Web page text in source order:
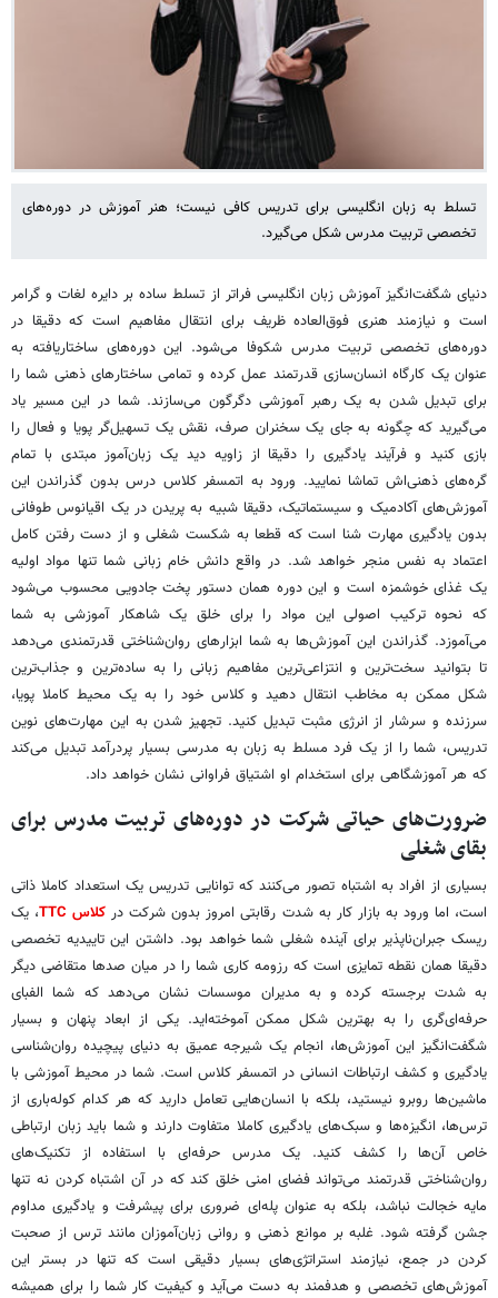
تسلط به زبان انگلیسی برای تدریس کافی نیست؛ هنر آموزش در دوره‌های
تخصصی تربیت مدرس شکل می‌گیرد.
دنیای شگفت‌انگیز آموزش زبان انگلیسی فراتر از تسلط ساده بر دایره لغات و گرامر
است و نیازمند هنری فوق‌العاده ظریف برای انتقال مفاهیم است که دقیقا در
دوره‌های تخصصی تربیت مدرس شکوفا می‌شود. این دوره‌های ساختاریافته به
عنوان یک کارگاه انسان‌سازی قدرتمند عمل کرده و تمامی ساختارهای ذهنی شما را
برای تبدیل شدن به یک رهبر آموزشی دگرگون می‌سازند. شما در این مسیر یاد
می‌گیرید که چگونه به جای یک سخنران صرف، نقش یک تسهیل‌گر پویا و فعال را
بازی کنید و فرآیند یادگیری را دقیقا از زاویه دید یک زبان‌آموز مبتدی با تمام
گره‌های ذهنی‌اش تماشا نمایید. ورود به اتمسفر کلاس درس بدون گذراندن این
آموزش‌های آکادمیک و سیستماتیک، دقیقا شبیه به پریدن در یک اقیانوس طوفانی
بدون یادگیری مهارت شنا است که قطعا به شکست شغلی و از دست رفتن کامل
اعتماد به نفس منجر خواهد شد. در واقع دانش خام زبانی شما تنها مواد اولیه
یک غذای خوشمزه است و این دوره همان دستور پخت جادویی محسوب می‌شود
که نحوه ترکیب اصولی این مواد را برای خلق یک شاهکار آموزشی به شما
می‌آموزد. گذراندن این آموزش‌ها به شما ابزارهای روان‌شناختی قدرتمندی می‌دهد
تا بتوانید سخت‌ترین و انتزاعی‌ترین مفاهیم زبانی را به ساده‌ترین و جذاب‌ترین
شکل ممکن به مخاطب انتقال دهید و کلاس خود را به یک محیط کاملا پویا،
سرزنده و سرشار از انرژی مثبت تبدیل کنید. تجهیز شدن به این مهارت‌های نوین
تدریس، شما را از یک فرد مسلط به زبان به مدرسی بسیار پردرآمد تبدیل می‌کند
که هر آموزشگاهی برای استخدام او اشتیاق فراوانی نشان خواهد داد.
ضرورت‌های حیاتی شرکت در دوره‌های تربیت مدرس برای
بقای شغلی
بسیاری از افراد به اشتباه تصور می‌کنند که توانایی تدریس یک استعداد کاملا ذاتی
است، اما ورود به بازار کار به شدت رقابتی امروز بدون شرکت در کلاس TTC
، یک
ریسک جبران‌ناپذیر برای آینده شغلی شما خواهد بود. داشتن این تاییدیه تخصصی
دقیقا همان نقطه تمایزی است که رزومه کاری شما را در میان صدها متقاضی دیگر
به شدت برجسته کرده و به مدیران موسسات نشان می‌دهد که شما الفبای
حرفه‌ای‌گری را به بهترین شکل ممکن آموخته‌اید. یکی از ابعاد پنهان و بسیار
شگفت‌انگیز این آموزش‌ها، انجام یک شیرجه عمیق به دنیای پیچیده روان‌شناسی
یادگیری و کشف ارتباطات انسانی در اتمسفر کلاس است. شما در محیط آموزشی با
ماشین‌ها روبرو نیستید، بلکه با انسان‌هایی تعامل دارید که هر کدام کوله‌باری از
ترس‌ها، انگیزه‌ها و سبک‌های یادگیری کاملا متفاوت دارند و شما باید زبان ارتباطی
خاص آن‌ها را کشف کنید. یک مدرس حرفه‌ای با استفاده از تکنیک‌های
روان‌شناختی قدرتمند می‌تواند فضای امنی خلق کند که در آن اشتباه کردن نه تنها
مایه خجالت نباشد، بلکه به عنوان پله‌ای ضروری برای پیشرفت و یادگیری مداوم
جشن گرفته شود. غلبه بر موانع ذهنی و روانی زبان‌آموزان مانند ترس از صحبت
کردن در جمع، نیازمند استراتژی‌های بسیار دقیقی است که تنها در بستر این
آموزش‌های تخصصی و هدفمند به دست می‌آید و کیفیت کار شما را برای همیشه